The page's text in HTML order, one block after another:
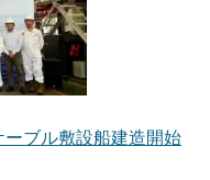
ーブル敷設船建造開始